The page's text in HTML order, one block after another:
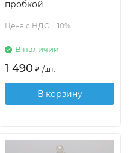
пробкой
Цена с НДС: 10%
В наличии
1 490 ₽ /шт.
В корзину